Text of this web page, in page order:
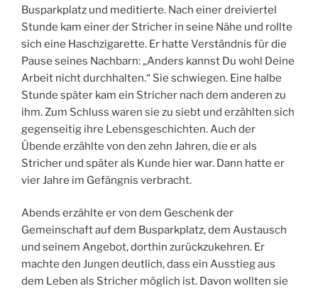
Busparkplatz und meditierte. Nach einer dreiviertel
Stunde kam einer der Stricher in seine Nähe und rollte
sich eine Haschzigarette. Er hatte Verständnis für die
Pause seines Nachbarn: „Anders kannst Du wohl Deine
Arbeit nicht durchhalten.“ Sie schwiegen. Eine halbe
Stunde später kam ein Stricher nach dem anderen zu
ihm. Zum Schluss waren sie zu siebt und erzählten sich
gegenseitig ihre Lebensgeschichten. Auch der
Übende erzählte von den zehn Jahren, die er als
Stricher und später als Kunde hier war. Dann hatte er
vier Jahre im Gefängnis verbracht.
Abends erzählte er von dem Geschenk der
Gemeinschaft auf dem Busparkplatz, dem Austausch
und seinem Angebot, dorthin zurückzukehren. Er
machte den Jungen deutlich, dass ein Ausstieg aus
dem Leben als Stricher möglich ist. Davon wollten sie